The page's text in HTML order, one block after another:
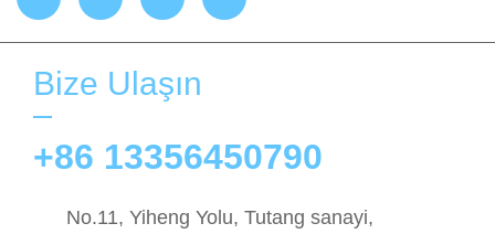
Bize Ulaşın
+86 13356450790
No.11, Yiheng Yolu, Tutang sanayi,